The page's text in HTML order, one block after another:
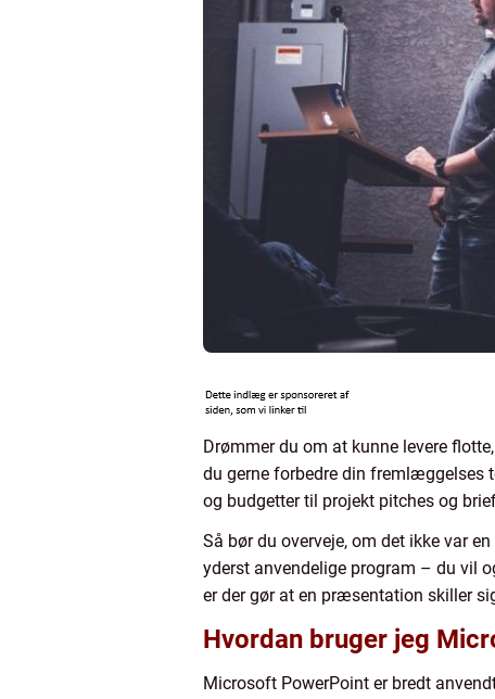
Drømmer du om at kunne levere
du gerne forbedre din fremlæggelses
og budgetter til projekt pitches og
Så bør du overveje, om det ikke var
yderst anvendelige program – du vil
er der gør at en præsentation skiller
Hvordan bruger jeg
Microsoft PowerPoint er bredt